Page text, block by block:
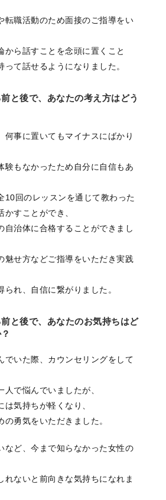
転職活動のため面接のご指導をい
から話すことを念頭に置くこと
って話せるようになりました。
と後で、あなたの考え方はどう
何事に置いてもマイナスにばかり
験もなかったため自分に自信もあ
10回のレッスンを通じて教わった
すことができ、
自治体に合格することができまし
魅せ方などご指導をいただき実践
られ、自信に繋がりました。
と後で、あなたのお気持ちはど
でいた際、カウンセリングをして
で悩んでいましたが、
気持ちが軽くなり、
勇気をいただきました。
など、今まで知らなかった女性の
れないと前向きな気持ちになれま